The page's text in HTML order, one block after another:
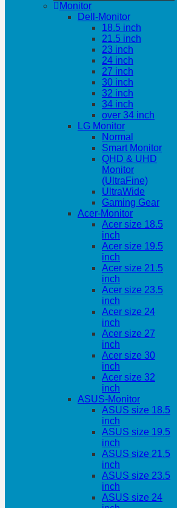
Monitor
Dell-Monitor
18.5 inch
21.5 inch
23 inch
24 inch
27 inch
30 inch
32 inch
34 inch
over 34 inch
LG Monitor
Normal
Smart Monitor
QHD & UHD
Monitor
(UltraFine)
UltraWide
Gaming Gear
Acer-Monitor
Acer size 18.5
inch
Acer size 19.5
inch
Acer size 21.5
inch
Acer size 23.5
inch
Acer size 24
inch
Acer size 27
inch
Acer size 30
inch
Acer size 32
inch
ASUS-Monitor
ASUS size 18.5
inch
ASUS size 19.5
inch
ASUS size 21.5
inch
ASUS size 23.5
inch
ASUS size 24